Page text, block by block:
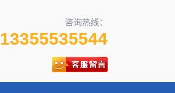
咨询热线：
13355535544